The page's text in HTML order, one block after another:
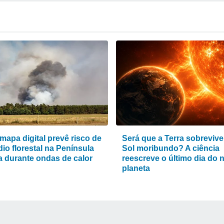
digital prevê risco de
florestal na Península
durante ondas de calor
Será que a Terra
Sol moribundo? A ciência
reescreve o último dia do
planeta